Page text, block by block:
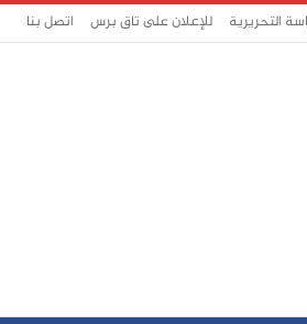
التحريرية للإعلان على تاق برس اتصل بنا